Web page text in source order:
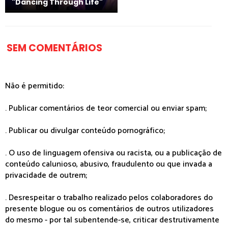
SEM COMENTÁRIOS
Não é permitido:
. Publicar comentários de teor comercial ou enviar spam;
. Publicar ou divulgar conteúdo pornográfico;
. O uso de linguagem ofensiva ou racista, ou a publicação de
conteúdo calunioso, abusivo, fraudulento ou que invada a
privacidade de outrem;
. Desrespeitar o trabalho realizado pelos colaboradores do
presente blogue ou os comentários de outros utilizadores
do mesmo - por tal subentende-se, criticar destrutivamente